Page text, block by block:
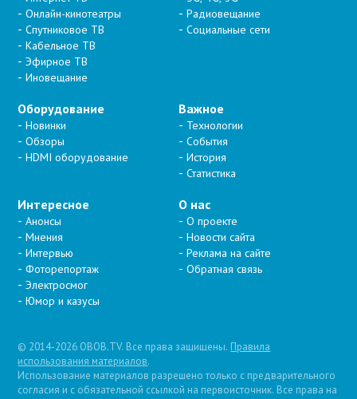
Онлайн-кинотеатры
Спутниковое ТВ
Кабельное ТВ
Эфирное ТВ
Иновещание
Радиовещание
Социальные сети
Оборудование
Новинки
Обзоры
HDMI оборудование
Важное
Технологии
События
История
Статистика
Интересное
Анонсы
Мнения
Интервью
Фоторепортаж
Электросмог
Юмор и казусы
О нас
О проекте
Новости сайта
Реклама на сайте
Обратная связь
© 2014-2026 OBOB.TV. Все права защищены. Правила
использования материалов.
Использование материалов разрешено только с предварительного
согласия и с обязательной ссылкой на первоисточник. Все права на